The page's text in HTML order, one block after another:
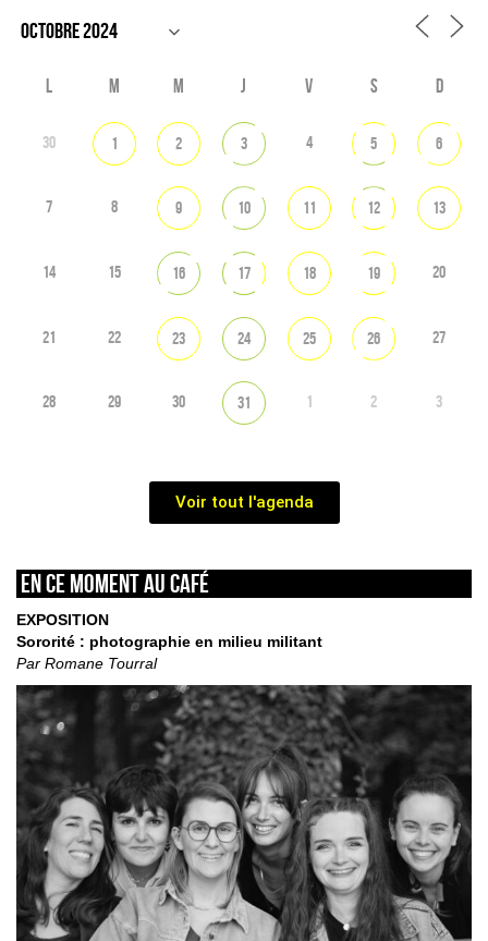
L M M J V S D
30 1 2 3 4 5 6
7 8 9 10 11 12 13
14 15 16 17 18 19 20
21 22 23 24 25 26 27
28 29 30 31 1 2 3
Voir tout l'agenda
En ce moment au café
EXPOSITION
Sororité : photographie en milieu militant
Par Romane Tourral